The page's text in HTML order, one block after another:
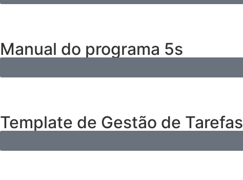
Manual do programa 5s
Template de Gestão de Tarefas